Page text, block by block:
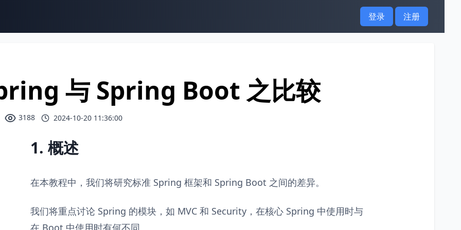
登录 注册
与 Spring Boot 之比较
3188 2024-10-20 11:36:00
1. 概述
在本教程中，我们将研究标准 Spring 框架和 Spring Boot 之间的差异。
我们将重点讨论 Spring 的模块，如 MVC 和 Security，在核心 Spring 中使用时与
在 Boot 中使用时有何不同。